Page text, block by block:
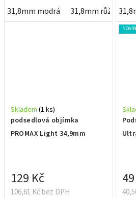
31,8mm modrá 31,8mm růžová
podsedlová objímka
PROMAX Light 34,9mm
Skladem (1 ks)
106,61 Kč bez DPH
129 Kč